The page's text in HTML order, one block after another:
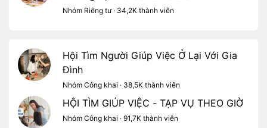
Nhóm Riêng tư · 34,2K thành viên
Hội Tìm Người Giúp Việc Ở Lại Với Gia
Đình
Nhóm Công khai · 38,5K thành viên
HỘI TÌM GIÚP VIỆC - TẠP VỤ THEO GIỜ
Nhóm Công khai · 91,7K thành viên